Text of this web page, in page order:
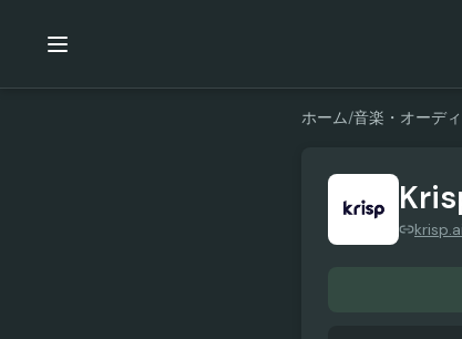
ホーム/音楽・オーデ
krisp.ai